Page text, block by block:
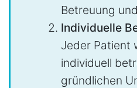
Betreuung
Individuelle
Jeder Patient
individuell
gründlichen